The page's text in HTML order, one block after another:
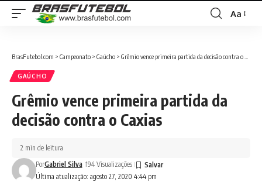
Aa
BrasFutebol.com > Campeonato > Gaúcho > Grêmio vence primeira partida da decisão contra o Caxias
GAÚCHO
Grêmio vence primeira partida da
decisão contra o Caxias
Última atualização: agosto 27, 2020 4:44 pm
PorGabriel Silva 194 Visualizações
2 min de leitura